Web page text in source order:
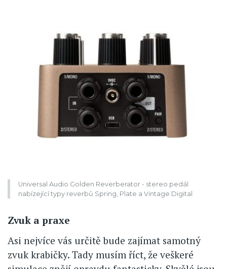
Universal Audio Golden Reverberator - stereo pedál
nabízející typy reverbů Spring, Plate a Vintage Digital
Zvuk a praxe
Asi nejvíce vás určitě bude zajímat samotný
zvuk krabičky. Tady musím říct, že veškeré